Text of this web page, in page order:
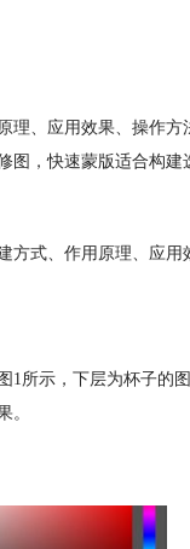
、应用效果、操作方
，快速蒙版适合构建
方式、作用原理、应用
1所示，下层为杯子的
。